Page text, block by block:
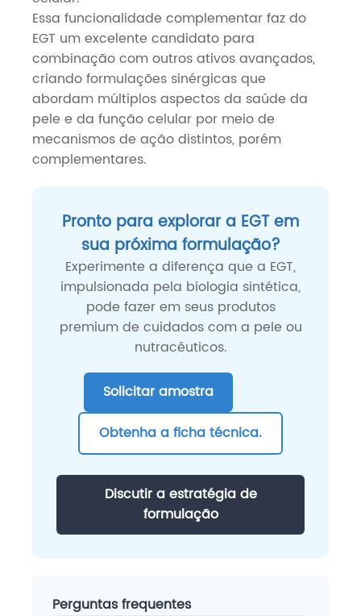
Essa funcionalidade complementar faz do
EGT um excelente candidato para
combinação com outros ativos avançados,
criando formulações sinérgicas que
abordam múltiplos aspectos da saúde da
pele e da função celular por meio de
mecanismos de ação distintos, porém
complementares.
Pronto para explorar a EGT em
sua próxima formulação?
Experimente a diferença que a EGT,
impulsionada pela biologia sintética,
pode fazer em seus produtos
premium de cuidados com a pele ou
nutracêuticos.
Solicitar amostra
Obtenha a ficha técnica.
Discutir a estratégia de
formulação
Perguntas frequentes